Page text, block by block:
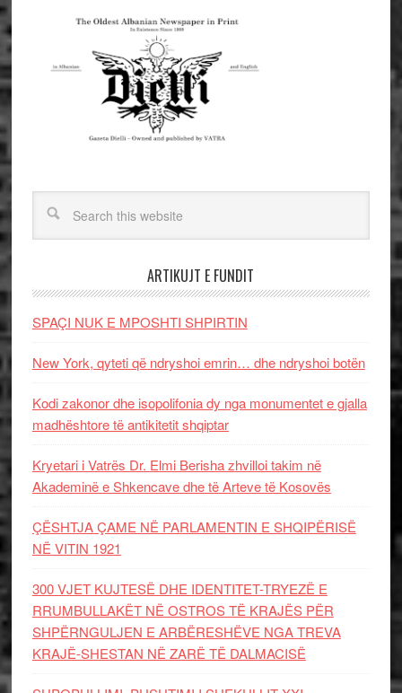
ARTIKUJT E FUNDIT
SPAÇI NUK E MPOSHTI SHPIRTIN
New York, qyteti që ndryshoi emrin… dhe ndryshoi botën
Kodi zakonor dhe isopolifonia dy nga monumentet e gjalla
madhështore të antikitetit shqiptar
Kryetari i Vatrës Dr. Elmi Berisha zhvilloi takim në
Akademinë e Shkencave dhe të Arteve të Kosovës
ÇËSHTJA ÇAME NË PARLAMENTIN E SHQIPËRISË
NË VITIN 1921
300 VJET KUJTESË DHE IDENTITET-TRYEZË E
RRUMBULLAKËT NË OSTROS TË KRAJËS PËR
SHPËRNGULJEN E ARBËRESHËVE NGA TREVA
KRAJË-SHESTAN NË ZARË TË DALMACISË